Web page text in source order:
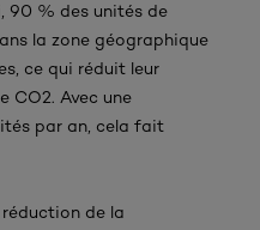
90 % des unités de
la zone géographique
ce qui réduit leur
CO2. Avec une
par an, cela fait
de la